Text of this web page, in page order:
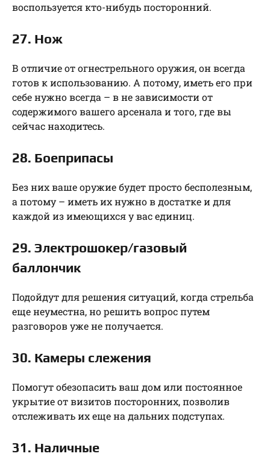
воспользуется кто-нибудь посторонний.
27. Нож
В отличие от огнестрельного оружия, он всегда
готов к использованию. А потому, иметь его при
себе нужно всегда – в не зависимости от
содержимого вашего арсенала и того, где вы
сейчас находитесь.
28. Боеприпасы
Без них ваше оружие будет просто бесполезным,
а потому – иметь их нужно в достатке и для
каждой из имеющихся у вас единиц.
29. Электрошокер/газовый
баллончик
Подойдут для решения ситуаций, когда стрельба
еще неуместна, но решить вопрос путем
разговоров уже не получается.
30. Камеры слежения
Помогут обезопасить ваш дом или постоянное
укрытие от визитов посторонних, позволив
отслеживать их еще на дальних подступах.
31. Наличные